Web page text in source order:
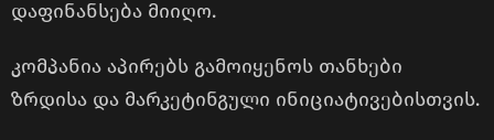
დაფინანსება მიიღო.
კომპანია აპირებს გამოიყენოს თანხები
ზრდისა და მარკეტინგული ინიციატივებისთვის.